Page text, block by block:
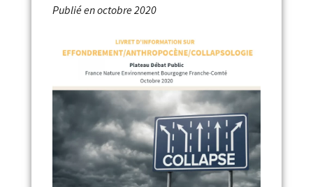
Publié enoctobre 2020